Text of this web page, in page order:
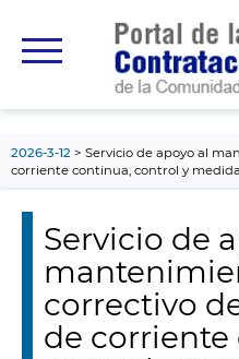
principal
2026-3-12
Servicio de apoyo al
corriente continua, control y
Servicio de
correctivo
de